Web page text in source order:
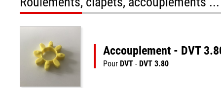
Accouplement - DVT
Pour DVT - DVT 3.80